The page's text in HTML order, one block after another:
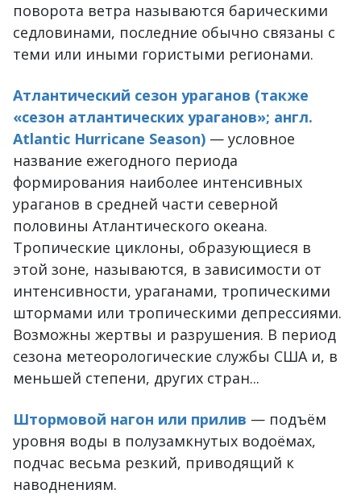
поворота ветра называются барическими
седловинами, последние обычно связаны с
теми или иными гористыми регионами.
Атлантический сезон ураганов (также
«сезон атлантических ураганов»; англ.
Atlantic Hurricane Season) — условное
название ежегодного периода
формирования наиболее интенсивных
ураганов в средней части северной
половины Атлантического океана.
Тропические циклоны, образующиеся в
этой зоне, называются, в зависимости от
интенсивности, ураганами, тропическими
штормами или тропическими депрессиями.
Возможны жертвы и разрушения. В период
сезона метеорологические службы США и, в
меньшей степени, других стран...
Штормовой нагон или прилив — подъём
уровня воды в полузамкнутых водоёмах,
подчас весьма резкий, приводящий к
наводнениям.